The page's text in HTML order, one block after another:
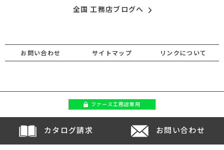
全国 工務店ブログへ
お問い合わせ サイトマップ リンクについて
ファース工務店専用
カタログ請求 お問い合わせ